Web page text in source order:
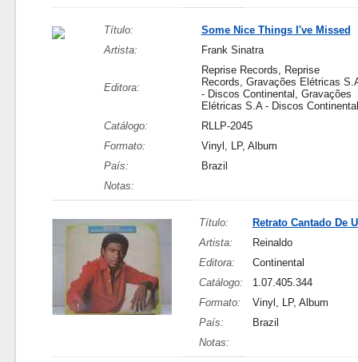
Título:
Some Nice Things I've Missed
Artista:
Frank Sinatra
Editora:
Reprise Records, Reprise
Records, Gravações Elétricas
- Discos Continental, Gravações
Elétricas S.A - Discos Continental
Catálogo:
RLLP-2045
Formato:
Vinyl, LP, Album
País:
Brazil
Notas:
Título:
Retrato Cantado De
Artista:
Reinaldo
Editora:
Continental
Catálogo:
1.07.405.344
Formato:
Vinyl, LP, Album
País:
Brazil
Notas: